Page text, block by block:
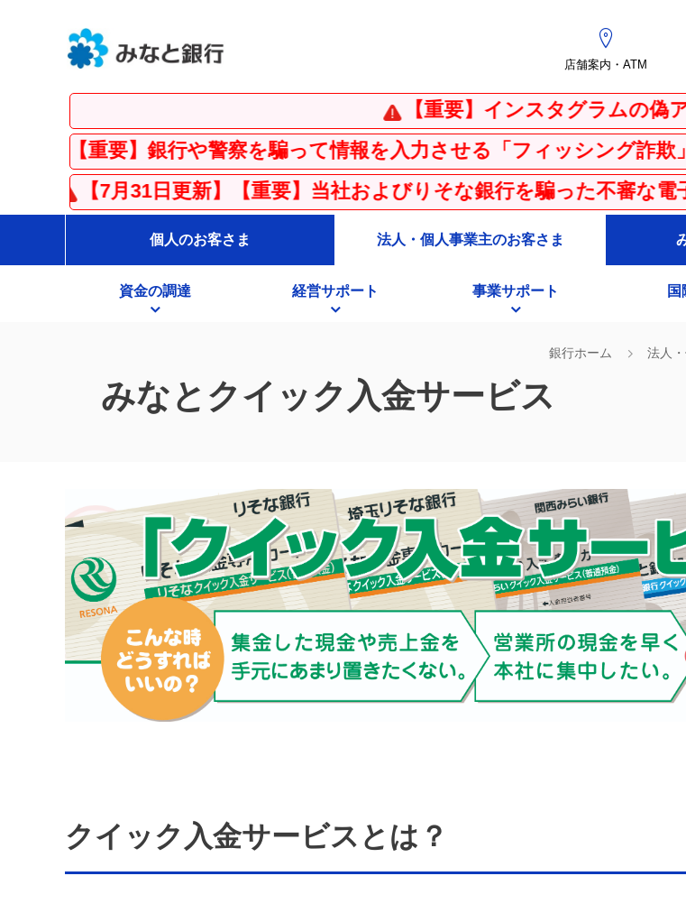
店舗案内・ATM
【重要】インスタグラムの偽アカウントに
や警察を騙って情報を入力させる「フィッシング詐欺」、ウイルス感染
新】【重要】当社およびりそな銀行を騙った不審な電子メール・SMS
個人のお客さま 法人・個人事業主のお客さま
資金の調達 経営サポート 事業サポート
銀行ホーム 法人
みなとクイック入金サービス
クイック入金サービスとは？